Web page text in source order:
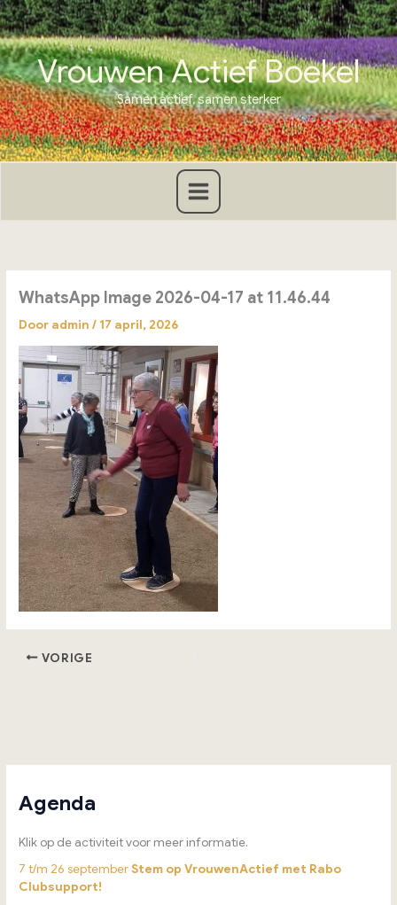
Ga
naar
de
inhoudVrouwen Actief Boekel
Samen actief, samen sterker
WhatsApp Image 2026-04-17 at 11.46.44
Door admin/ 17 april, 2026
VORIGE
Agenda
Klik op de activiteit voor meer informatie.
7 t/m 26 septemberStem op VrouwenActief met Rabo
Clubsupport!